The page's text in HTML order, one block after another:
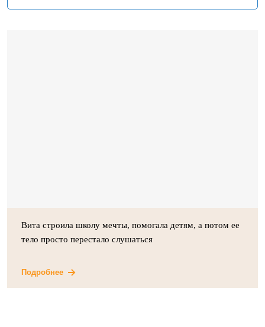
Вита строила школу мечты, помогала детям, а потом ее
тело просто перестало слушаться
Подробнее